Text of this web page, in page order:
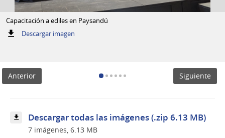
Capacitación a ediles en Paysandú
Descargar imagen:
Paysandú
Anterior Siguiente
Descargar todas las imágenes (.zip 6.13 MB)
7 imágenes, 6.13 MB